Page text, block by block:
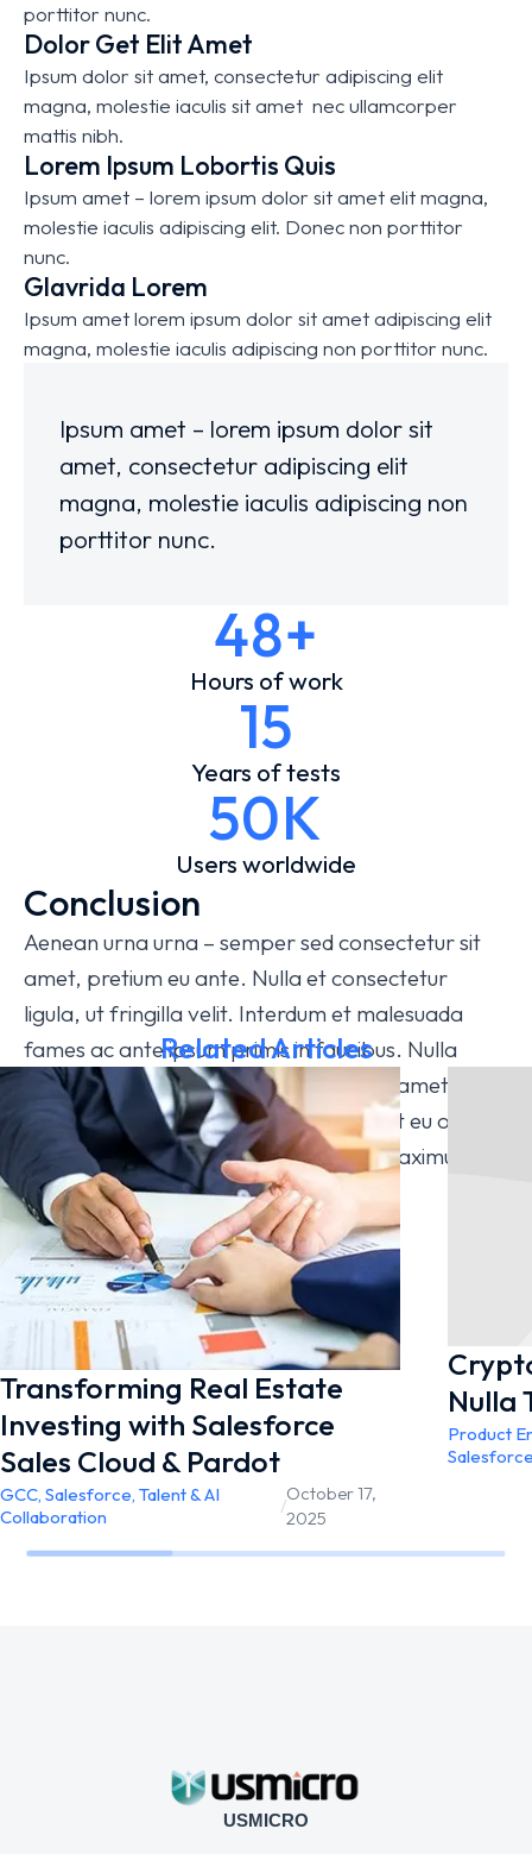
porttitor nunc.
Dolor Get Elit Amet
Ipsum dolor sit amet, consectetur adipiscing elit
magna, molestie iaculis sit amet nec ullamcorper
mattis nibh.
Lorem Ipsum Lobortis Quis
Ipsum amet – lorem ipsum dolor sit amet elit magna,
molestie iaculis adipiscing elit. Donec non porttitor
nunc.
Glavrida Lorem
Ipsum amet lorem ipsum dolor sit amet adipiscing elit
magna, molestie iaculis adipiscing non porttitor nunc.
Ipsum amet – lorem ipsum dolor sit
amet, consectetur adipiscing elit
magna, molestie iaculis adipiscing non
porttitor nunc.
48+
Hours of work
15
Years of tests
50K
Users worldwide
Conclusion
Aenean urna urna – semper sed consectetur sit
amet, pretium eu ante. Nulla et consectetur
ligula, ut fringilla velit. Interdum et malesuada
fames ac ante ipsum primis in faucibus. Nulla
sagittis vel ante sit amet tempor. In sit amet
neque non tellus interdum tincidunt eget eu odio.
Donec quis diam felis. Etiam id quam maximus,
tempus justo at posuere est!
Visit Official Website
Related Articles
Transforming Real Estate
Investing with Salesforce
Sales Cloud & Pardot ​
GCC, Salesforce, Talent & AI
Collaboration
/
October 17,
2025
Nulla
Product
USMICRO